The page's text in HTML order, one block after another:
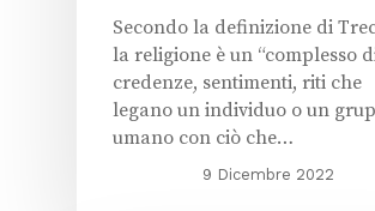
Secondo la definizione di
la religione è un “complesso
credenze, sentimenti, riti che
legano un individuo o un
umano con ciò che…
9 Dicembre 2022